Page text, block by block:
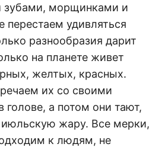
зубами, морщинками и
удивляться
разнообразия дарит
на планете живет
желтых, красных.
их со своими
голове, а потом они тают,
жару. Все мерки,
к людям, не